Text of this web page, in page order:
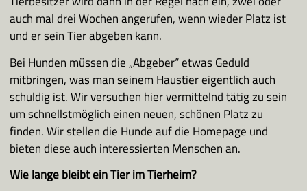
auch mal drei Wochen angerufen, wenn wieder Platz ist
und er sein Tier abgeben kann.
Bei Hunden müssen die „Abgeber“ etwas Geduld
mitbringen, was man seinem Haustier eigentlich auch
schuldig ist. Wir versuchen hier vermittelnd tätig zu sein
um schnellstmöglich einen neuen, schönen Platz zu
finden. Wir stellen die Hunde auf die Homepage und
bieten diese auch interessierten Menschen an.
Wie lange bleibt ein Tier im Tierheim?